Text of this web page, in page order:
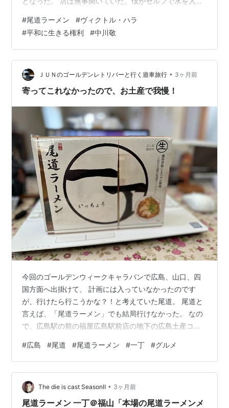
「はい、普通でお願いします」と言って、奥さんに「チ
ャーシュー」と言った。何十年も通っている店でラーメ
ンの写真を撮るのはこっぱずかしかったが、「これが最
後かもしれない」と思い、こっそりスマホを出して撮っ
てみた。 でも僕が何十年も食べてきた尾道ラーメンはこ
んなのである、とは言えない。ほんの10年前まで…
#尾道ラーメン #ヴィクトル・ハラ
#平和に生きる権利 #中川敬
ＪＵＮのゴールデンレトリバーと行く遊車旅行 • 3ヶ月前
寄ってこれなかったので、お土産で我慢！
今回のゴールデンウィークキャラバンで広島、山口、四
国方面へ出掛けて、 計画には入っていなかったのです
が、行けたら行こうかな？！と考えていた尾道。 尾道と
言えば、「尾道ラーメン」でも結局行けなかった。 なの
で、広島駅の前の福屋広島駅前店の地下の広島土産コー
ーメン 一丁」この「一丁」は２０２２年のＧＷキャラバ
ンの時に、 訪問した、福山市にある尾道ラーメンのお
店。 その時のブログはこちら！ jun-
hawaii.hatenablog.com かなりの行列のお店で人気があ
り、美味しかったですね。 たまたま訪問した広島駅前の
#広島 #尾道 #尾道ラーメン #一丁 #グルメ
The die is cast SeasonⅡ • 3ヶ月前
尾道ラーメン 一丁＠福山「本場の尾道ラーメンメ